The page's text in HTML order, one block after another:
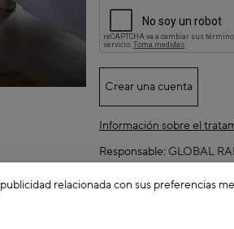
Crear una cuenta
Información sobre el
Responsable: GLOBAL
Finalidad: Gestionar el
pedidos.
relacionada con sus preferencias